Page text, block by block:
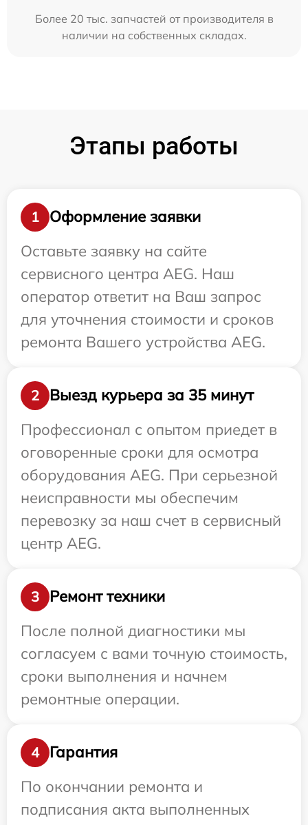
Более 20 тыс. запчастей от производителя в
наличии на собственных складах.
Этапы работы
1
Оформление заявки
Оставьте заявку на сайте
сервисного центра AEG. Наш
оператор ответит на Ваш запрос
для уточнения стоимости и сроков
ремонта Вашего устройства AEG.
2
Выезд курьера за 35 минут
Профессионал с опытом приедет в
оговоренные сроки для осмотра
оборудования AEG. При серьезной
неисправности мы обеспечим
перевозку за наш счет в сервисный
центр AEG.
3
Ремонт техники
После полной диагностики мы
согласуем с вами точную стоимость,
сроки выполнения и начнем
ремонтные операции.
4
Гарантия
По окончании ремонта и
подписания акта выполненных